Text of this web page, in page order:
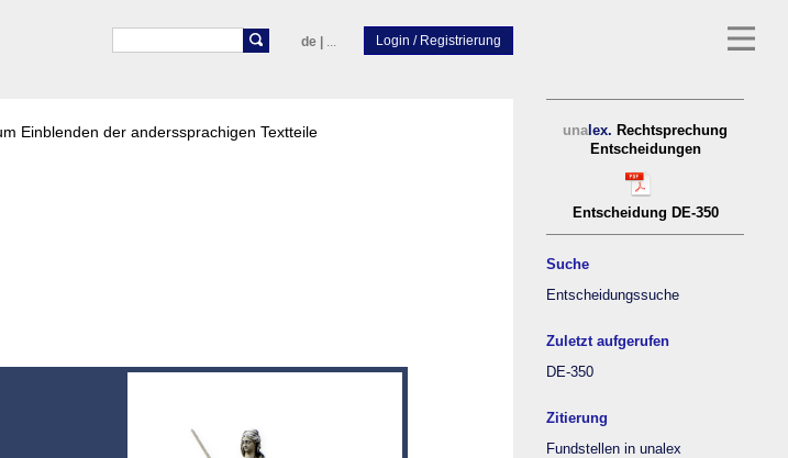
de |
una lex. Rechtsprechung
Entscheidungen
Entscheidung DE-350
Suche
Entscheidungssuche
Zuletzt aufgerufen
DE-350
Zitierung
Fundstellen in unalex
Einblenden der anderssprachigen Textteile